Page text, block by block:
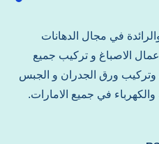
في مجال الدهانات
الاصباغ و تركيب جميع
وتركيب ورق الجدران و الجبس
في جميع الامارات.